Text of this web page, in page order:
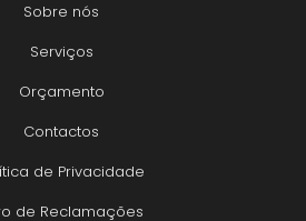
Sobre nós
Serviços
Orçamento
Contactos
de Privacidade
de Reclamações